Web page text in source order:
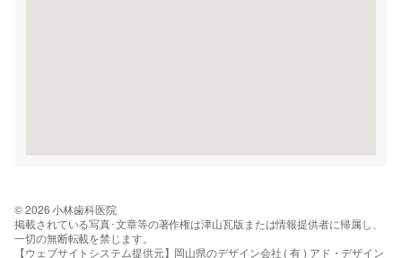
© 2026 小林歯科医院
掲載されている写真･文章等の著作権は津山瓦版または情報提供者に帰属し、
一切の無断転載を禁じます。
【ウェブサイトシステム提供元】岡山県のデザイン会社 ( 有 ) アド・デザイン